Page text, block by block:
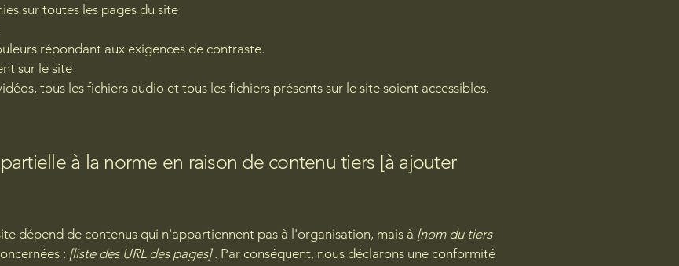
sur toutes les pages du site
répondant aux exigences de contraste.
sur le site
tous les fichiers audio et tous les fichiers présents sur le site soient accessibles.
à la norme en raison de contenu tiers [à ajouter
dépend de contenus qui n'appartiennent pas à l'organisation, mais à [nom du tiers
: [liste des URL des pages]. Par conséquent, nous déclarons une conformité